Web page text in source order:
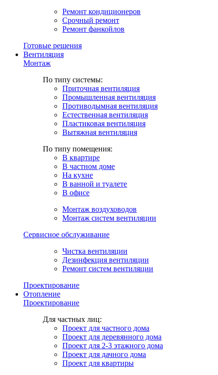
Ремонт кондиционеров
Срочный ремонт
Ремонт фанкойлов
Готовые решения
Вентиляция
Монтаж
По типу системы:
Приточная вентиляция
Промышленная вентиляция
Противодымная вентиляция
Естественная вентиляция
Пластиковая вентиляция
Вытяжная вентиляция
По типу помещения:
В квартире
В частном доме
На кухне
В ванной и туалете
В офисе
Монтаж воздуховодов
Монтаж систем вентиляции
Сервисное обслуживание
Чистка вентиляции
Дезинфекция вентиляции
Ремонт систем вентиляции
Проектирование
Отопление
Проектирование
Для частных лиц:
Проект для частного дома
Проект для деревянного дома
Проект для 2-3 этажного дома
Проект для дачного дома
Проект для квартиры